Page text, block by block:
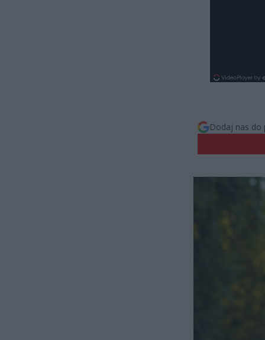
Dodaj nas do